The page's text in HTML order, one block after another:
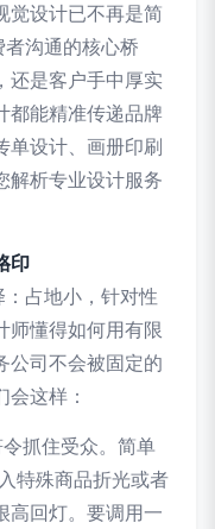
觉设计已不再是简
者沟通的核心桥
还是客户手中厚实
都能精准传递品牌
单设计、画册印刷
解析专业设计服务
印
：占地小，针对性
师懂得如何用有限
公司不会被固定的
这样：
抓住受众。简单
特殊商品折光或者
高回灯。要调用一